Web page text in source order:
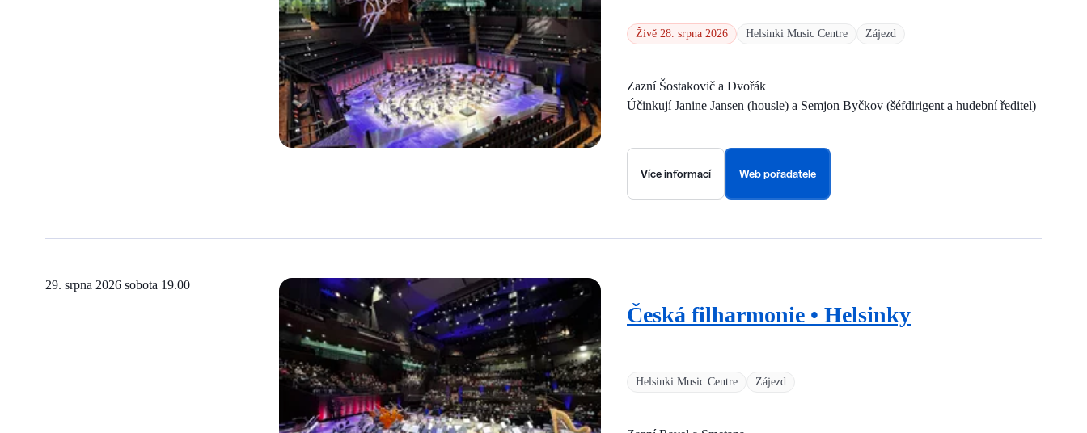
Živě 28. srpna 2026 Helsinki Music Centre Zájezd
Zazní Šostakovič a Dvořák
Účinkují Janine Jansen (housle) a Semjon Byčkov (šéfdirigent a hudební ředitel)
Více informací Web pořadatele
Helsinki Music Centre Zájezd
Česká filharmonie • Helsinky
29. srpna 2026 sobota 19.00